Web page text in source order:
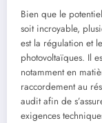
Bien que le
soit incroyable,
est la régulation et
photovoltaïques. Il
notamment en
raccordement au
audit afin de
exigences